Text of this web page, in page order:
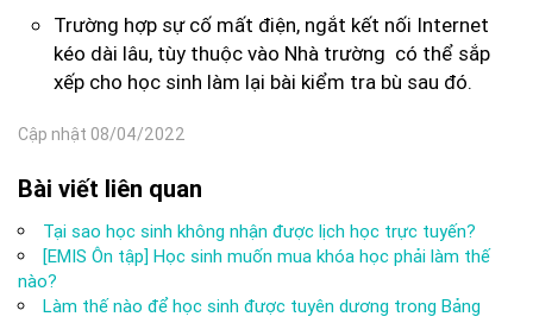
Trường hợp sự cố mất điện, ngắt kết nối Internet
kéo dài lâu, tùy thuộc vào Nhà trường có thể sắp
xếp cho học sinh làm lại bài kiểm tra bù sau đó.
Cập nhật 08/04/2022
Bài viết liên quan
Tại sao học sinh không nhận được lịch học trực tuyến?
[EMIS Ôn tập] Học sinh muốn mua khóa học phải làm thế
nào?
Làm thế nào để học sinh được tuyên dương trong Bảng